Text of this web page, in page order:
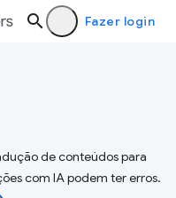
Fazer login
de conteúdos para
com IA podem ter erros.